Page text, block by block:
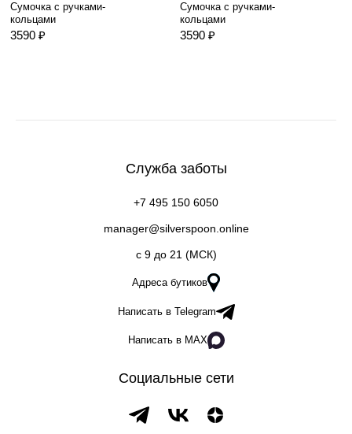
Сумочка с ручками-
кольцами
3590 ₽
Сумочка с ручками-
кольцами
3590 ₽
Служба заботы
+7 495 150 6050
manager@silverspoon.online
c 9 до 21 (МСК)
Адреса бутиков
Написать в Telegram
Написать в MAX
Социальные сети